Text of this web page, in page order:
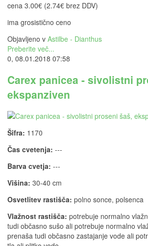
cena 3.00€ (2.74€ brez DDV)
ima grosistično ceno
Objavljeno v Astilbe - Dianthus
Preberite več...
0, 08.01.2018 07:58
Carex panicea - sivolistni
ekspanziven
Šifra: 1170
Čas cvetenja: ---
Barva cvetja: ---
Višina: 30-40 cm
Osvetlitev rastišča: polno sonce, polsenca
Vlažnost rastišča: potrebuje normalno
tudi občasno sušo ali potrebuje normalno
prenaša tudi občasno zastajanje vode ali